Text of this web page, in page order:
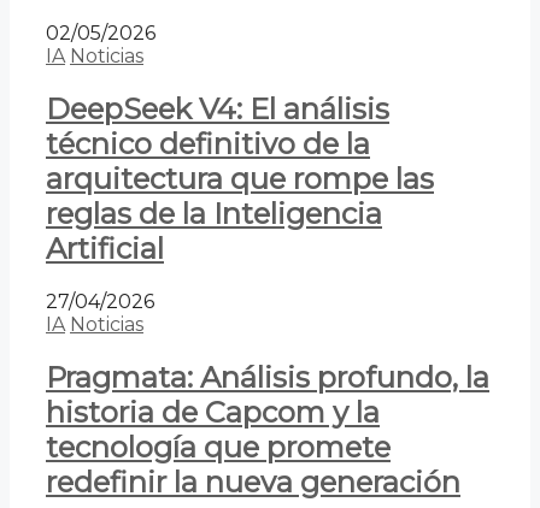
02/05/2026
IA Noticias
DeepSeek V4: El análisis
técnico definitivo de la
arquitectura que rompe las
reglas de la Inteligencia
Artificial
27/04/2026
IA Noticias
Pragmata: Análisis profundo, la
historia de Capcom y la
tecnología que promete
redefinir la nueva generación